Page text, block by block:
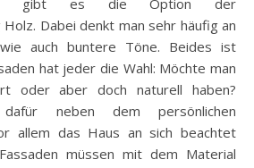
Holz. Dabei denkt man sehr häufig an
auch buntere Töne. Beides ist
hat jeder die Wahl: Möchte man
oder aber doch naturell haben?
neben dem persönlichen
allem das Haus an sich beachtet
müssen mit dem Material